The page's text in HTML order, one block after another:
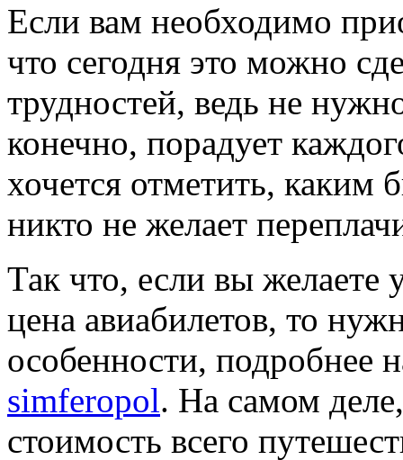
Если вам необходимо
что сегодня это можно
трудностей, ведь не
конечно, порадует
хочется отметить, каким
никто не желает
Так что, если вы желаете
цена авиабилетов, то
особенности, подробнее
simferopol. На самом
стоимость всего